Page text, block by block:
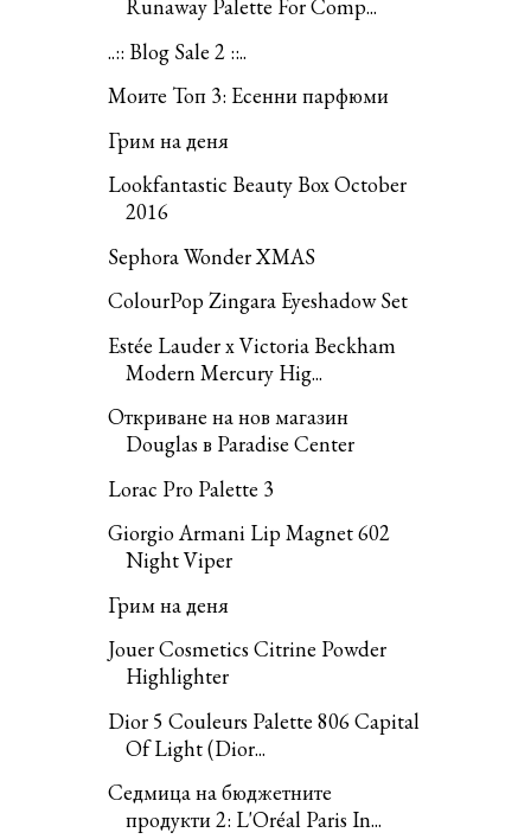
Runaway Palette For Comp...
..:: Blog Sale 2 ::..
Моите Топ 3: Есенни парфюми
Грим на деня
Lookfantastic Beauty Box October
2016
Sephora Wonder XMAS
ColourPop Zingara Eyeshadow Set
Estée Lauder x Victoria Beckham
Modern Mercury Hig...
Откриване на нов магазин
Douglas в Paradise Center
Lorac Pro Palette 3
Giorgio Armani Lip Magnet 602
Night Viper
Грим на деня
Jouer Cosmetics Citrine Powder
Highlighter
Dior 5 Couleurs Palette 806 Capital
Of Light (Dior...
Седмица на бюджетните
продукти 2: L'Oréal Paris In...